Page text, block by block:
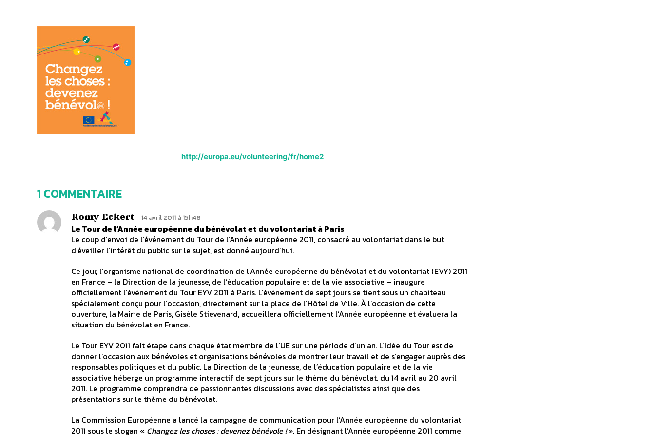
http://europa.eu/volunteering/fr/home2
1 COMMENTAIRE
Romy Eckert 14 avril 2011 à 15h48
Le Tour de l’Année européenne du bénévolat et du volontariat à Paris
Le coup d’envoi de l’événement du Tour de l’Année européenne 2011, consacré au volontariat dans le but
d’éveiller l’intérêt du public sur le sujet, est donné aujourd’hui.
Ce jour, l’organisme national de coordination de l’Année européenne du bénévolat et du volontariat (EVY) 2011
en France – la Direction de la jeunesse, de l’éducation populaire et de la vie associative – inaugure
officiellement l’événement du Tour EYV 2011 à Paris. L’événement de sept jours se tient sous un chapiteau
spécialement conçu pour l’occasion, directement sur la place de l’Hôtel de Ville. À l’occasion de cette
ouverture, la Mairie de Paris, Gisèle Stievenard, accueillera officiellement l’Année européenne et évaluera la
situation du bénévolat en France.
Le Tour EYV 2011 fait étape dans chaque état membre de l’UE sur une période d’un an. L’idée du Tour est de
donner l’occasion aux bénévoles et organisations bénévoles de montrer leur travail et de s’engager auprès des
responsables politiques et du public. La Direction de la jeunesse, de l’éducation populaire et de la vie
associative héberge un programme interactif de sept jours sur le thème du bénévolat, du 14 avril au 20 avril
2011. Le programme comprendra de passionnantes discussions avec des spécialistes ainsi que des
présentations sur le thème du bénévolat.
La Commission Européenne a lancé la campagne de communication pour l’Année européenne du volontariat
2011 sous le slogan « Changez les choses : devenez bénévole !». En désignant l’Année européenne 2011 comme